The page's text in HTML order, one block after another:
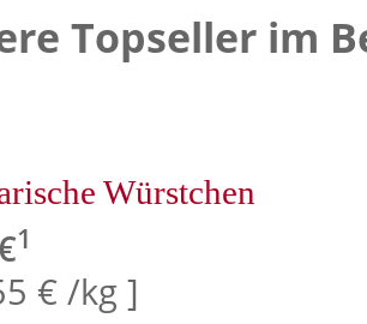
Topseller im
Würstchen
1
€ /kg ]